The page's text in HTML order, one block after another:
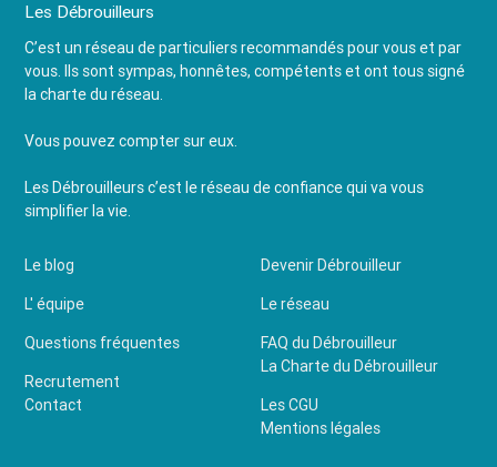
Les Débrouilleurs
C’est un réseau de particuliers recommandés pour vous et par
vous. Ils sont sympas, honnêtes, compétents et ont tous signé
la charte du réseau.
Vous pouvez compter sur eux.
Les Débrouilleurs c’est le réseau de confiance qui va vous
simplifier la vie.
Le blog
L' équipe
Questions fréquentes
Recrutement
Contact
Devenir Débrouilleur
Le réseau
FAQ du Débrouilleur
La Charte du Débrouilleur
Les CGU
Mentions légales